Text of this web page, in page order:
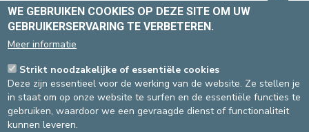
LIGGING RAADPLEGING
PSYCHIATRIE
ARTSEN EEN AFSPRAAK MAKEN LIGGING
WE GEBRUIKEN COOKIES OP DEZE SITE OM UW
GEBRUIKERSERVARING TE VERBETEREN.
Meer informatie
Strikt noodzakelijke of essentiële cookies
Deze zijn essentieel voor de werking van de website. Ze stellen je
in staat om op onze website te surfen en de essentiële functies te
gebruiken, waardoor we een gevraagde dienst of functionaliteit
kunnen leveren.